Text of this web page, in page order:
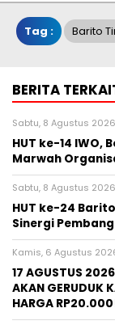
Tag : Barito
BERITA
Sabtu, 8 Agustus 2026
HUT ke-14
Marwah
Sabtu, 8 Agustus 2026
HUT ke-24
Sinergi
Kamis, 6 Agustus
17 AGUSTUS
AKAN GERUDUK
HARGA